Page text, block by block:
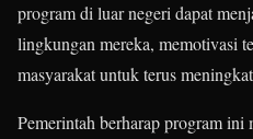
program di luar negeri dapat
lingkungan mereka, memotivasi
masyarakat untuk terus
Pemerintah berharap program